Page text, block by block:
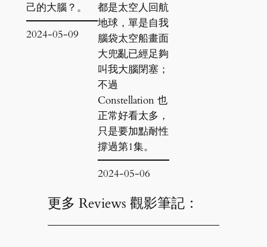
己的大腦？。
2024-05-09
都是太空人回航
地球，單是自我
腦袋太空船畫面
大兜亂已經足夠
叫我大腦閉塞；
不過
Constellation 也
正常好看太多，
只是要加點耐性
撐過第1集。
2024-05-06
更多 Reviews 觀影筆記：